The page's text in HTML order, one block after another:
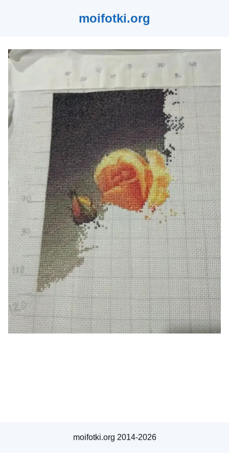
moifotki.org
moifotki.org 2014-2026